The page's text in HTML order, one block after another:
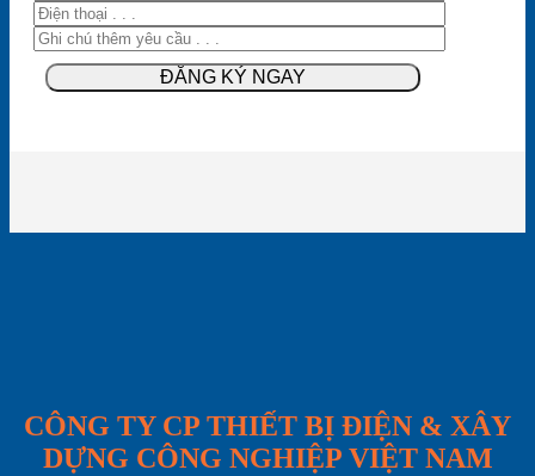
CÔNG TY CP THIẾT BỊ ĐIỆN & XÂY
DỰNG CÔNG NGHIỆP VIỆT NAM